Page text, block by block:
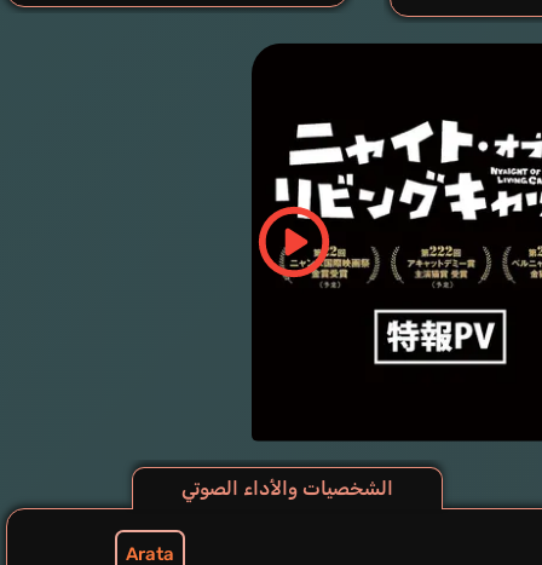
الشخصيات والأداء الصوتي
Arata